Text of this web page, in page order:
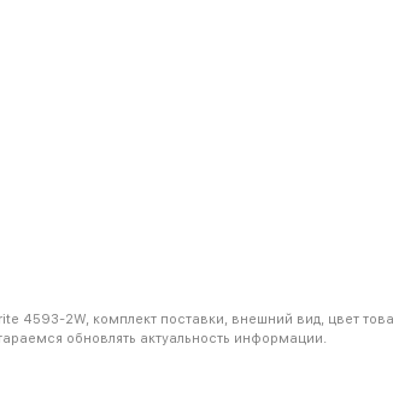
4593-2W, комплект поставки, внешний вид, цвет
обновлять актуальность информации.